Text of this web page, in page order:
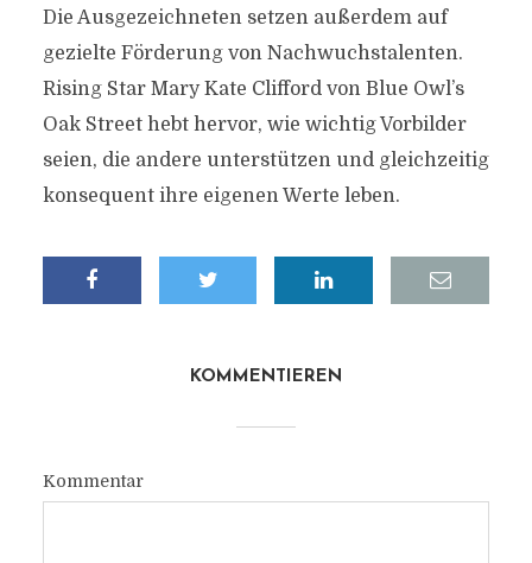
Die Ausgezeichneten setzen außerdem auf
gezielte Förderung von Nachwuchstalenten.
Rising Star Mary Kate Clifford von Blue Owl’s
Oak Street hebt hervor, wie wichtig Vorbilder
seien, die andere unterstützen und gleichzeitig
konsequent ihre eigenen Werte leben.
KOMMENTIEREN
Kommentar